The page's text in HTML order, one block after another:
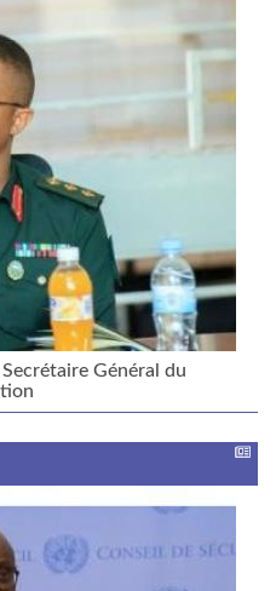
Général du